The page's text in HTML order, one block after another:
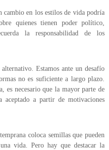
cambio en los estilos de vida podría
quienes tienen poder político,
la responsabilidad de los
Estamos ante un desafío
no es suficiente a largo plazo.
es necesario que la mayor parte de
a partir de motivaciones
coloca semillas que pueden
vida. Pero hay que destacar la